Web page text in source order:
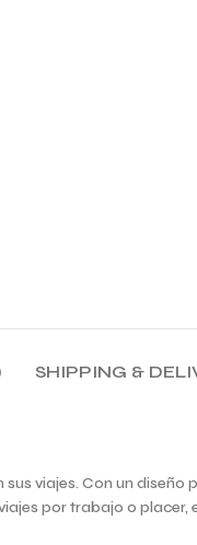
SHIPPING &
viajes. Con un diseño
por trabajo o placer,